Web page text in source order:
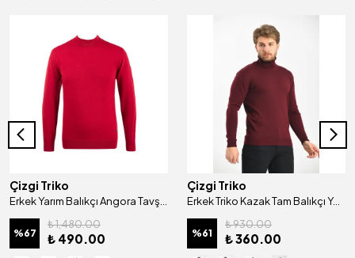
Çizgi Triko
Erkek Yarım Balıkçı Angora Tavşan Yünlü Kazak Regular Kalıp - 4462B
%67
₺ 1,480.00
₺ 490.00
Çizgi Triko
Erkek Triko Kazak Tam Balıkçı Yaka Kol Ve Bel Lastikli Regular Kalıp Kışlık - 4260E
%61
₺ 930.00
₺ 360.00